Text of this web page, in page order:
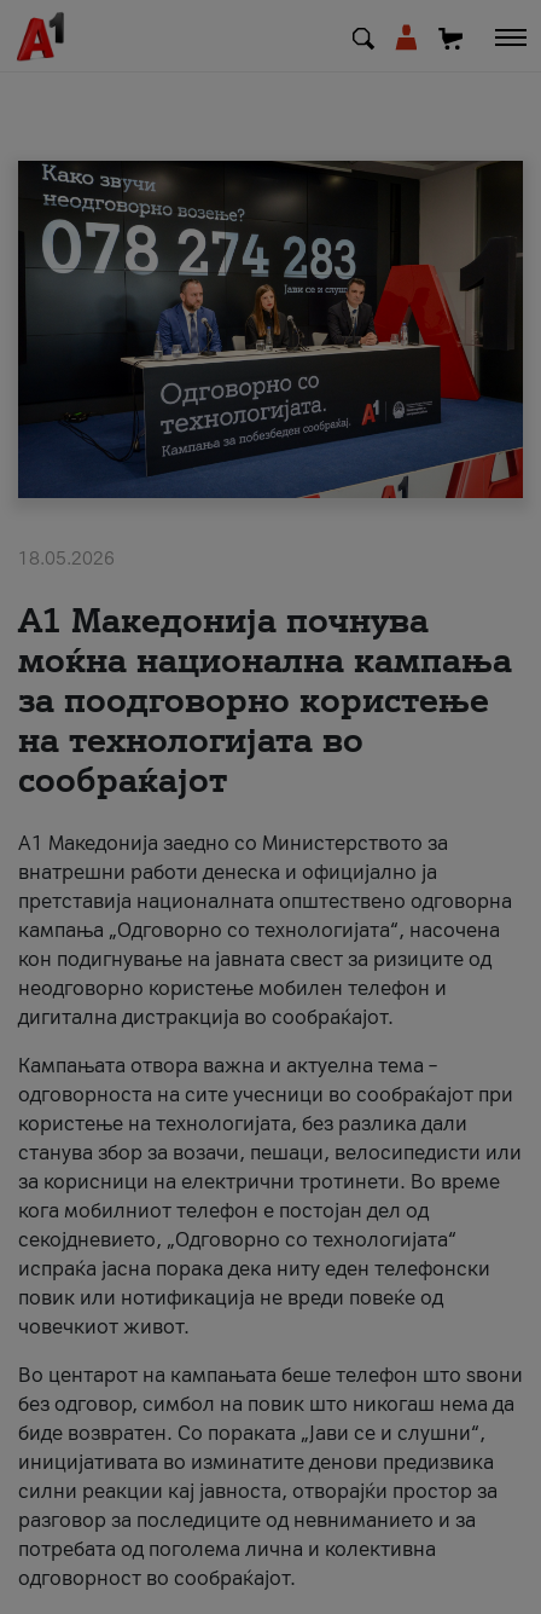
МК EN SQ
Деловни
Поддршка
Надополни кредит
#ПодобарОнлајн
18.05.2026
A1 Македонија почнува
моќна национална кампања
за поодговорно користење
на технологијата во
сообраќајот
A1 Македонија заедно со Министерството за
внатрешни работи денеска и официјално ја
претставија националната општествено одговорна
кампања „Одговорно со технологијата“, насочена
кон подигнување на јавната свест за ризиците од
неодговорно користење мобилен телефон и
дигитална дистракција во сообраќајот.
Кампањата отвора важна и актуелна тема –
одговорноста на сите учесници во сообраќајот при
користење на технологијата, без разлика дали
станува збор за возачи, пешаци, велосипедисти или
за корисници на електрични тротинети. Во време
кога мобилниот телефон е постојан дел од
секојдневието, „Одговорно со технологијата“
испраќа јасна порака дека ниту еден телефонски
повик или нотификација не вреди повеќе од
човечкиот живот.
Во центарот на кампањата беше телефон што ѕвони
без одговор, симбол на повик што никогаш нема да
биде возвратен. Со пораката „Јави се и слушни“,
иницијативата во изминатите денови предизвика
силни реакции кај јавноста, отворајќи простор за
разговор за последиците од невниманието и за
потребата од поголема лична и колективна
одговорност во сообраќајот.